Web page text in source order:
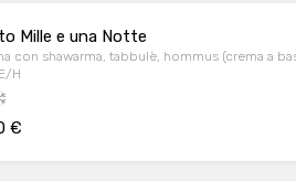
Mille e una Notte
con shawarma, tabbulè, hommus (crema a
H
€